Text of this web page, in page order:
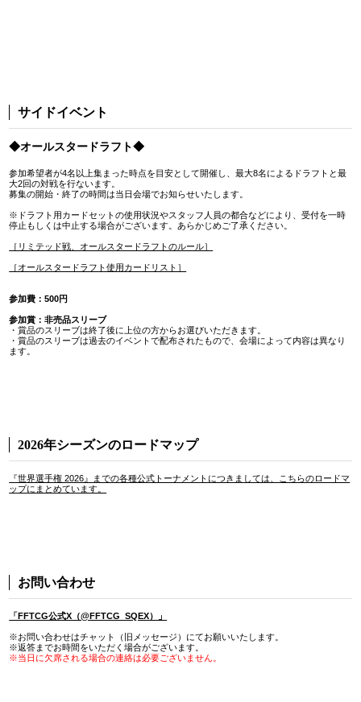
サイドイベント
◆オールスタードラフト◆
参加希望者が4名以上集まった時点を目安として開催し、最大8名によるドラフトと最
大2回の対戦を行ないます。
募集の開始・終了の時間は当日会場でお知らせいたします。
※ドラフト用カードセットの使用状況やスタッフ人員の都合などにより、受付を一時
停止もしくは中止する場合がございます。あらかじめご了承ください。
［リミテッド戦、オールスタードラフトのルール］
［オールスタードラフト使用カードリスト］
参加費：500円
参加賞：非売品スリーブ
・賞品のスリーブは終了後に上位の方からお選びいただきます。
・賞品のスリーブは過去のイベントで配布されたもので、会場によって内容は異なり
ます。
2026年シーズンのロードマップ
『世界選手権 2026』までの各種公式トーナメントにつきましては、こちらのロードマ
ップにまとめています。
お問い合わせ
「FFTCG公式X（@FFTCG_SQEX）」
※お問い合わせはチャット（旧メッセージ）にてお願いいたします。
※返答までお時間をいただく場合がございます。
※当日に欠席される場合の連絡は必要ございません。